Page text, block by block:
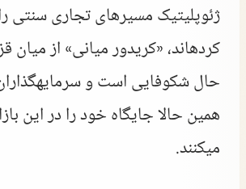
ژئوپلیتیک مسیرهای تجاری سنتی
کردهاند، «کریدور میانی» از میان
حال شکوفایی است و
همین حالا جایگاه خود را در این
میکنند.